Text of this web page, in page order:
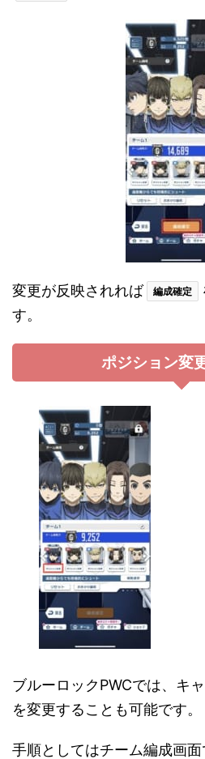
変更が反映されれば 編成確定
す。
ポジション変
ブルーロックPWCでは、キ
を変更することも可能です。
手順としてはチーム編成画